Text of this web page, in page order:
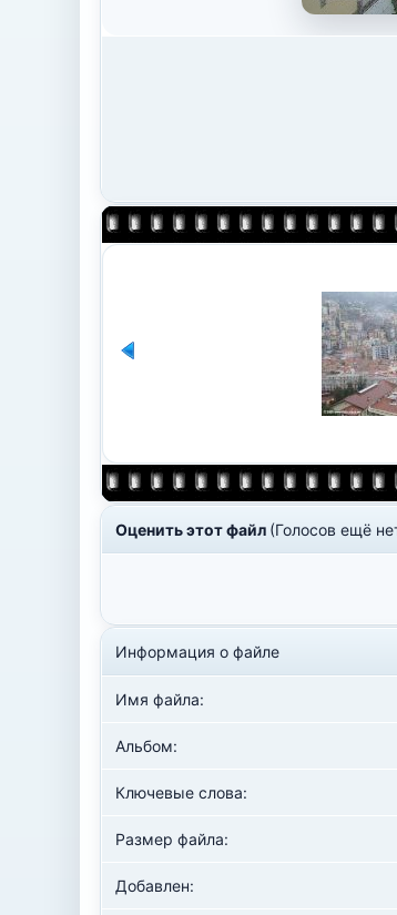
Оценить этот файл (Голосов ещё
Информация о файле
Имя файла:
Альбом:
Ключевые слова:
Размер файла:
Добавлен: